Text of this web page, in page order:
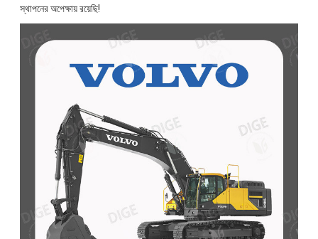
স্থাপনের অপেক্ষায় রয়েছি!